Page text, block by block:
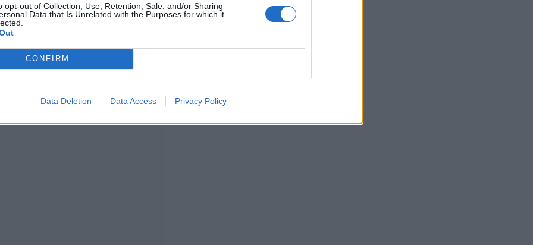
opt-out of Collection, Use, Retention, Sale, and/or Sharing
Data that Is Unrelated with the Purposes for which it
CONFIRM
Data Deletion Data Access Privacy Policy